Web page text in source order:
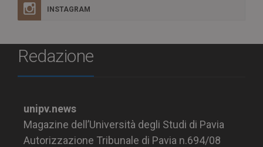
INSTAGRAM
Redazione
unipv.news
Magazine dell’Università degli Studi di Pavia
Autorizzazione Tribunale di Pavia n.694/08